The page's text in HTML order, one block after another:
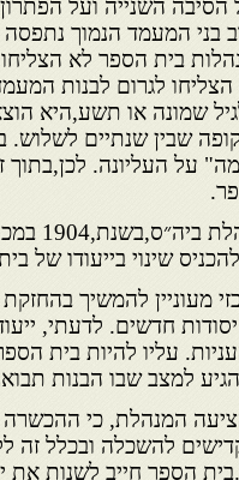
הסיבה השנייה ועל
בני המעמד הנמוך
בית הספר לא
הצליחו לגרום לבנות
שמונה או תשע,היא
שבין שנתיים לשלוש.
על העליונה. לכן,בתוך
כך
שינוי בייעודו של
מעוניין להמשיך
חדשים. לדעתי,
עליו להיות בית
למצב שבו הבנות
המנהלת, כי
להשכלה ובכלל
הספר חייב לשנות את